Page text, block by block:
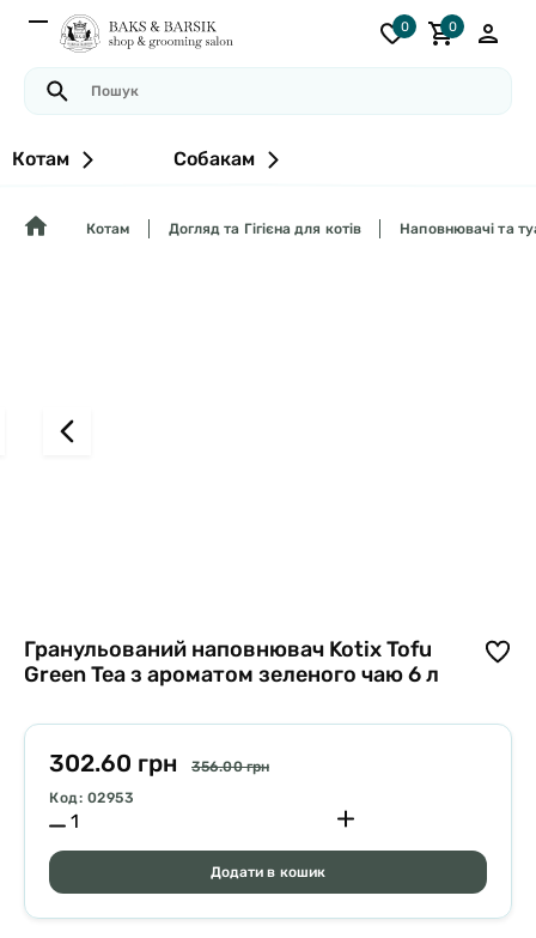
0 0
Котам Собакам
Котам Догляд та Гігієна для котів Наповнювачі та
Гранульований наповнювач Kotix Tofu
Green Tea з ароматом зеленого чаю 6 л
302.60 грн
356.00 грн
Код: 02953
Додати в кошик